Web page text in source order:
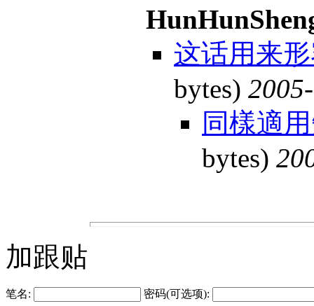
这话用来
bytes)
同樣適
bytes)
加跟贴
笔名: 密码(可选项):